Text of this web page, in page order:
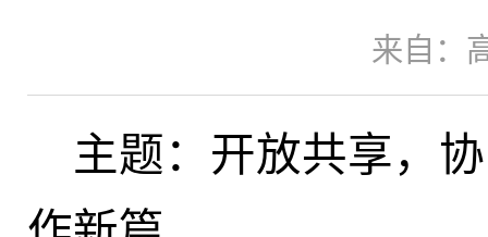
来自：
主题：开放共享，